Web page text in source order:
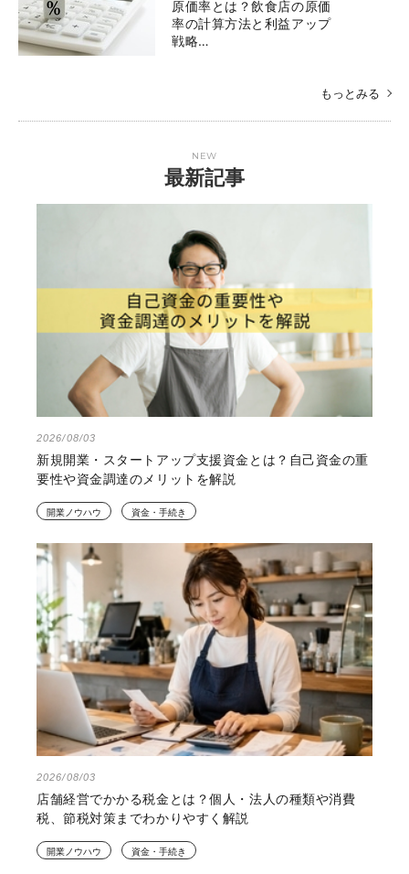
原価率とは？飲食店の原価
率の計算方法と利益アップ
戦略…
もっとみる
NEW
最新記事
2026/08/03
新規開業・スタートアップ支援資金とは？自己資金の重
要性や資金調達のメリットを解説
開業ノウハウ 資金・手続き
2026/08/03
店舗経営でかかる税金とは？個人・法人の種類や消費
税、節税対策までわかりやすく解説
開業ノウハウ 資金・手続き